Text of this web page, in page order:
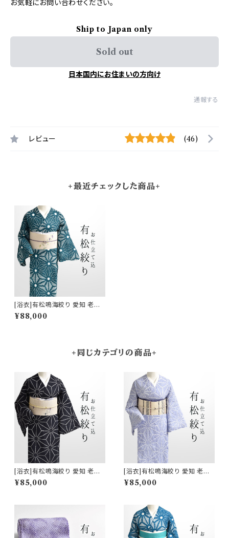
お気軽にお問い合わせください。
Ship to Japan only
Sold out
日本国内にお住まいの方向け
通報する
レビュー (46)
+最近チェックした商品+
[浴衣]有松鳴海絞り 愛知 老舗
熊谷 謹製『滲月』鹿の子/帽子絞
り 綿(商品番号:22263)
¥88,000
+同じカテゴリの商品+
[浴衣]有松鳴海絞り 愛知 老舗
熊谷 謹製『滲月』鹿の子絞り 綿
(商品番号:22265)
¥85,000
[浴衣]有松鳴海絞り 愛知 老舗
熊谷 謹製『滲月』鹿の子絞り 綿
(商品番号:22264)
¥85,000